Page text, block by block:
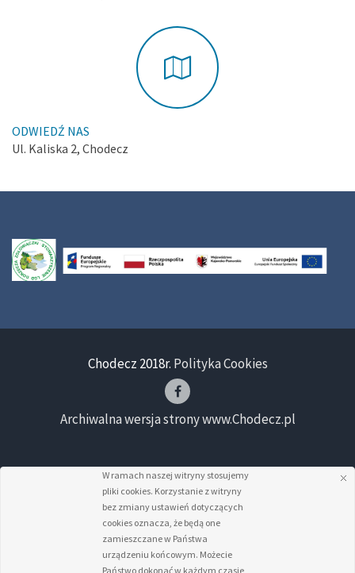
ODWIEDŹ NAS
Ul. Kaliska 2, Chodecz
Chodecz 2018r. Polityka Cookies
Archiwalna wersja strony www.Chodecz.pl
W ramach naszej witryny stosujemy
pliki cookies. Korzystanie z witryny
bez zmiany ustawień dotyczących
cookies oznacza, że będą one
zamieszczane w Państwa
urządzeniu końcowym. Możecie
Państwo dokonać w każdym czasie